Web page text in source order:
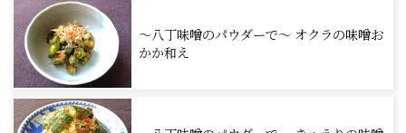
～八丁味噌のパウダーで～ オクラの味噌お
かか和え